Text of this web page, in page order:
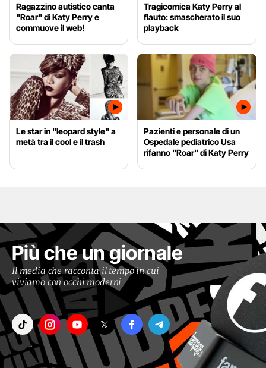
Ragazzino autistico canta
"Roar" di Katy Perry e
commuove il web!
Tragicomica Katy Perry al
flauto: smascherato il suo
playback
Le star in "leopard style" a
metà tra il cool e il trash
Pazienti e personale di un
Ospedale pediatrico Usa
rifanno "Roar" di Katy Perry
Più che un giornale
Il media che racconta il tempo in cui
viviamo con occhi moderni